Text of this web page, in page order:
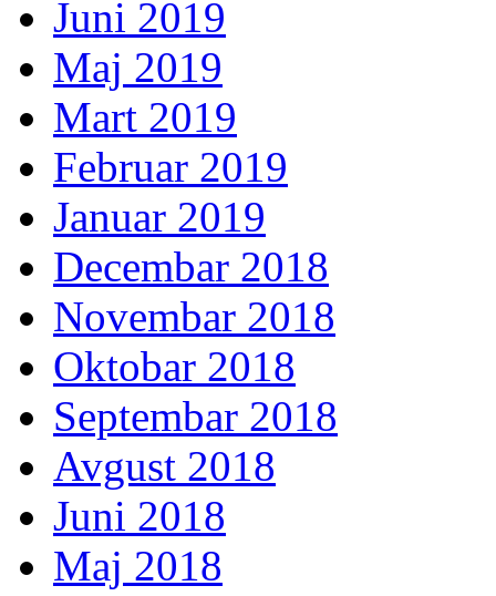
Juni 2019
Maj 2019
Mart 2019
Februar 2019
Januar 2019
Decembar 2018
Novembar 2018
Oktobar 2018
Septembar 2018
Avgust 2018
Juni 2018
Maj 2018